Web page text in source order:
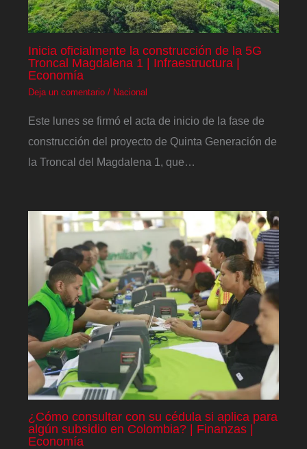
Inicia oficialmente la construcción de la 5G
Troncal Magdalena 1 | Infraestructura |
Economía
Deja un comentario / Nacional
Este lunes se firmó el acta de inicio de la fase de
construcción del proyecto de Quinta Generación de
la Troncal del Magdalena 1, que…
¿Cómo consultar con su cédula si aplica para
algún subsidio en Colombia? | Finanzas |
Economía